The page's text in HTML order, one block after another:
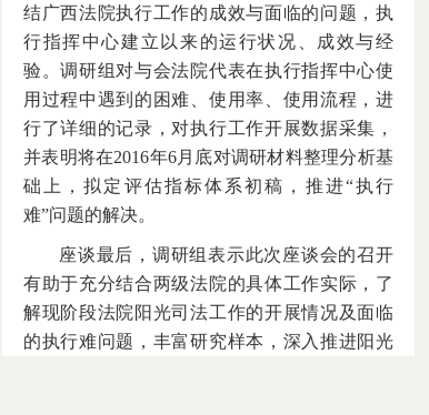
结广西法院执行工作的成效与面临的问题，执
行指挥中心建立以来的运行状况、成效与经
验。调研组对与会法院代表在执行指挥中心使
用过程中遇到的困难、使用率、使用流程，进
行了详细的记录，对执行工作开展数据采集，
并表明将在2016年6月底对调研材料整理分析基
础上，拟定评估指标体系初稿，推进“执行
难”问题的解决。
座谈最后，调研组表示此次座谈会的召开
有助于充分结合两级法院的具体工作实际，了
解现阶段法院阳光司法工作的开展情况及面临
的执行难问题，丰富研究样本，深入推进阳光